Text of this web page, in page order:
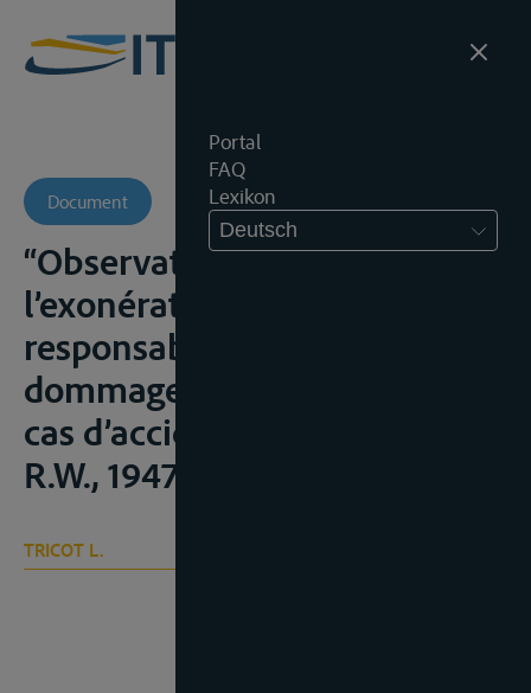
Portal
FAQ
Lexikon
Deutsch
Document
“Observations sur
l’exonération de
responsabilité du batelier pour
dommages à la cargaison en
cas d’accident de navigation »,
R.W., 1947, 609-618
TRICOT L.